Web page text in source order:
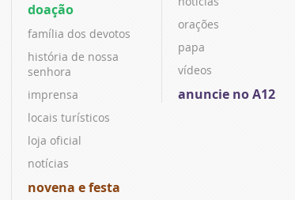
doação
família dos devotos
história de nossa
senhora
imprensa
locais turísticos
loja oficial
notícias
novena e festa
orações
papa
vídeos
anuncie no A12